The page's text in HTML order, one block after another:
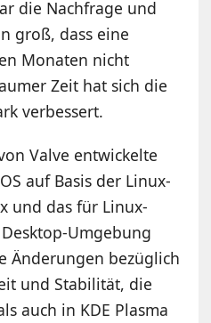
die Nachfrage und
groß, dass eine
Monaten nicht
Zeit hat sich die
verbessert.
Valve entwickelte
auf Basis der Linux-
und das für Linux-
Umgebung
Änderungen bezüglich
und Stabilität, die
auch in KDE Plasma